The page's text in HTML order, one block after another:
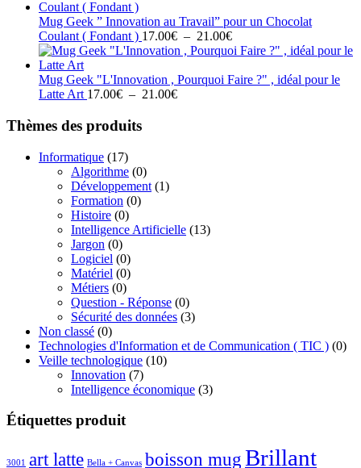
17.00€
à
21.00€
Mug Geek ” Innovation au Travail” pour un Chocolat
Coulant ( Fondant ) 17.00€ – 21.00€Plage
de
17.00€
Mug Geek "L'Innovation , Pourquoi Faire ?" , idéal pour le
Latte Art 17.00€ – 21.00€Plage
Thèmes des produits
Informatique (17)
Algorithme (0)
Développement (1)
Formation (0)
Histoire (0)
Intelligence Artificielle (13)
Jargon (0)
Logiciel (0)
Matériel (0)
Métiers (0)
Question - Réponse (0)
Sécurité des données (3)
Non classé (0)
Technologies d'Information et de Communication ( TIC ) (0)
Veille technologique (10)
Innovation (7)
Intelligence économique (3)
Étiquettes produit
3001 art latte Bella + Canvas boisson mugBrillant